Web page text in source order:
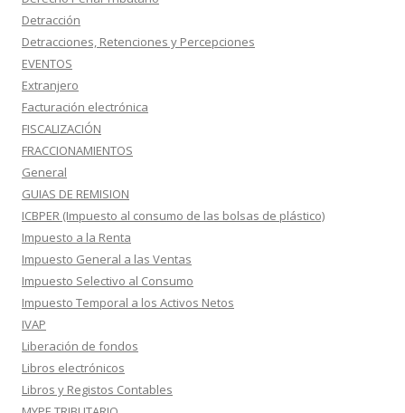
Detracción
Detracciones, Retenciones y Percepciones
EVENTOS
Extranjero
Facturación electrónica
FISCALIZACIÓN
FRACCIONAMIENTOS
General
GUIAS DE REMISION
ICBPER (Impuesto al consumo de las bolsas de plástico)
Impuesto a la Renta
Impuesto General a las Ventas
Impuesto Selectivo al Consumo
Impuesto Temporal a los Activos Netos
IVAP
Liberación de fondos
Libros electrónicos
Libros y Registos Contables